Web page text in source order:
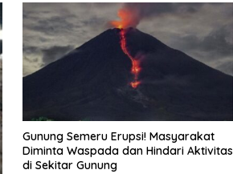
Gunung Semeru Erupsi! Masyarakat
Diminta Waspada dan Hindari Aktivitas
di Sekitar Gunung